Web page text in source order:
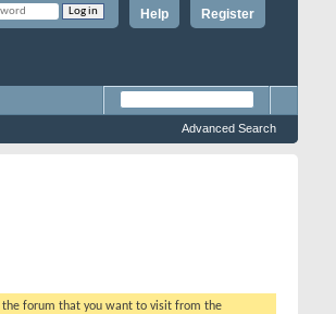
Register
Help
Advanced Search
the forum that you want to visit from the